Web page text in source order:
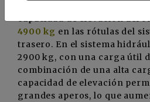
capacidad de elevación del
4900 kg en las rótulas del
trasero. En el sistema
2900 kg, con una carga útil
combinación de una alta
capacidad de elevación
grandes aperos, lo que